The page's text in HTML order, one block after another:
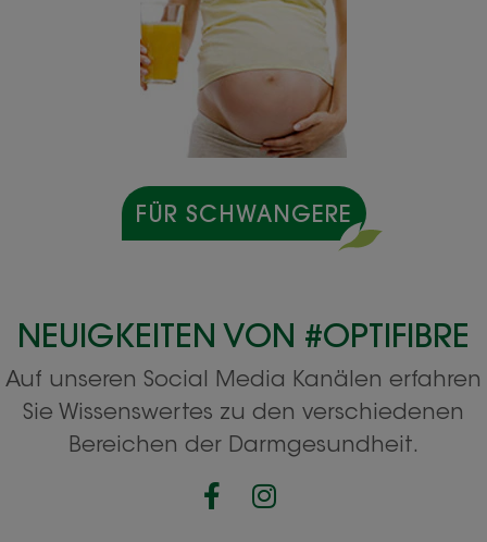
FÜR SCHWANGERE
NEUIGKEITEN VON #OPTIFIBRE
Auf unseren Social Media Kanälen erfahren
Sie Wissenswertes zu den verschiedenen
Bereichen der Darmgesundheit.